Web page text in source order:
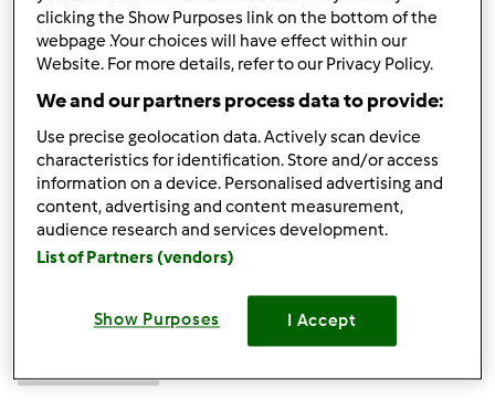
ciaoooooooooo... ma piacerissimo di conoscerti!!!!!
benvenuta!!!
Accedio registratiper poter commentare
Anonimo (non verificato)
clicking the Show Purposes link on the bottom of the
webpage .Your choices will have effect within our
Website. For more details, refer to our Privacy Policy.
We and our partners process data to provide:
Use precise geolocation data. Actively scan device
characteristics for identification. Store and/or access
information on a device. Personalised advertising and
content, advertising and content measurement,
audience research and services development.
List of Partners (vendors)
Show Purposes I Accept